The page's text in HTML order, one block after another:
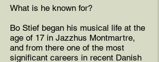
What is he known for?
Bo Stief began his musical life at the
age of 17 in Jazzhus Montmartre,
and from there one of the most
significant careers in recent Danish